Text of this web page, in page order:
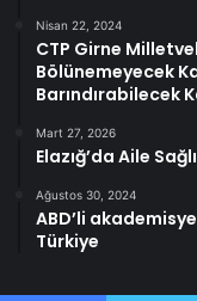
Nisan 22, 2024
CTP Girne
Bölünemeyecek
Barındırabilecek
Mart 27, 2026
Elazığ’da Aile
Ağustos 30, 2024
ABD’li
Türkiye